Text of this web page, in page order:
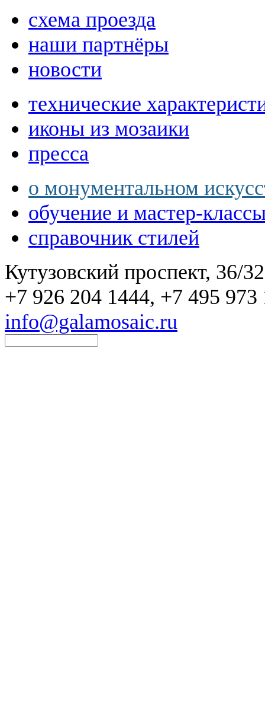
схема проезда
наши партнёры
новости
технические
иконы из мозаики
пресса
о монументальном
обучение и мастер-
справочник стилей
Кутузовский проспект, 36/
+7 926 204 1444, +7 495 973
info@galamosaic.ru